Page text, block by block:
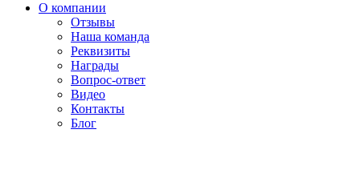
О компании
Отзывы
Наша команда
Реквизиты
Награды
Вопрос-ответ
Видео
Контакты
Блог